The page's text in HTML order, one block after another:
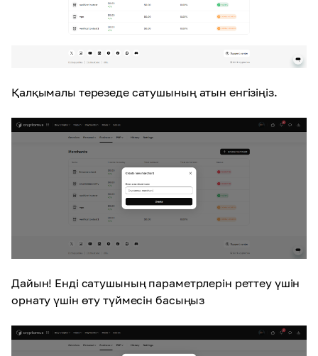
Қалқымалы терезеде сатушының атын енгізіңіз.
Дайын! Енді сатушының параметрлерін реттеу үшін
орнату үшін өту түймесін басыңыз